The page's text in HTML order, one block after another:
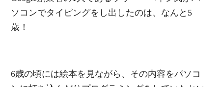
ソコンでタイピングをし出したのは、なんと5
歳！
6歳の頃には絵本を見ながら、その内容をパソコ